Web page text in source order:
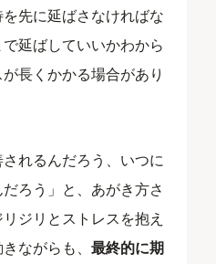
先に延ばさなければな
延ばしていいかわから
長くかかる場合があり
されるんだろう、いつに
ろう」と、あがき方さ
ジリとストレスを抱え
ながらも、最終的に期